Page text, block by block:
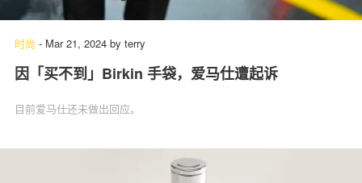
时尚 - Mar 21, 2024 by terry
因「买不到」Birkin 手袋，爱马仕遭起诉
目前爱马仕还未做出回应。